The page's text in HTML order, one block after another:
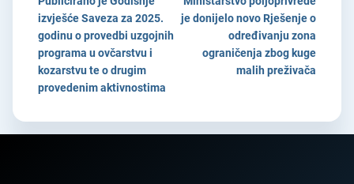
izvješće Saveza za 2025.
godinu o provedbi uzgojnih
programa u ovčarstvu i
kozarstvu te o drugim
provedenim aktivnostima
je donijelo novo Rješenje o
određivanju zona
ograničenja zbog kuge
malih preživača